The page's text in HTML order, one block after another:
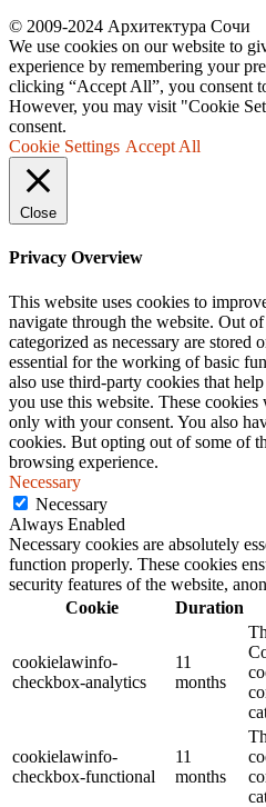
© 2009-2024 Архитектура Сочи
We use cookies on our website to
experience by remembering your
clicking “Accept All”, you consent
However, you may visit "Cookie
consent.
Cookie Settings Accept All
Close
Privacy Overview
This website uses cookies to
navigate through the website. Out
categorized as necessary are stored
essential for the working of basic
also use third-party cookies that
you use this website. These
only with your consent. You also
cookies. But opting out of some of
browsing experience.
Necessary
Necessary
Always Enabled
Necessary cookies are absolutely
function properly. These cookies
security features of the website,
Cookie
Duration
cookielawinfo-
checkbox-analytics
11
months
cookielawinfo-
checkbox-functional
11
months